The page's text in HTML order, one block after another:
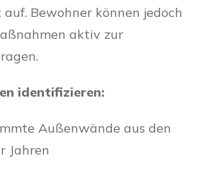
Bewohner können jedoch
aktiv zur
identifizieren:
Außenwände aus den
Jahren